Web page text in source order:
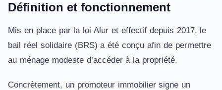
Définition et fonctionnement
Mis en place par la loi Alur et effectif depuis 2017, le
bail réel solidaire (BRS) a été conçu afin de permettre
au ménage modeste d’accéder à la propriété.
Concrètement, un promoteur immobilier signe un